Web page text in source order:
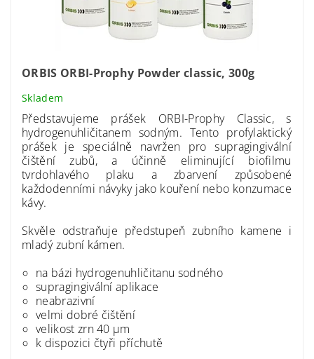
ORBIS ORBI-Prophy Powder classic, 300g
Skladem
Představujeme prášek ORBI-Prophy Classic, s
hydrogenuhličitanem sodným. Tento profylaktický
prášek je speciálně navržen pro supragingivální
čištění zubů, a účinně eliminující biofilmu
tvrdohlavého plaku a zbarvení způsobené
každodenními návyky jako kouření nebo konzumace
kávy.
Skvěle odstraňuje předstupeň zubního kamene i
mladý zubní kámen.
na bázi hydrogenuhličitanu sodného
supragingivální aplikace
neabrazivní
velmi dobré čištění
velikost zrn 40 μm
k dispozici čtyři příchutě